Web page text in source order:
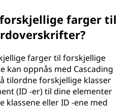
farger til
farger til forskjellige
kan oppnås med Cascading
å tilordne forskjellige klasser
(ID -er) til dine elementer
klassene eller ID -ene med